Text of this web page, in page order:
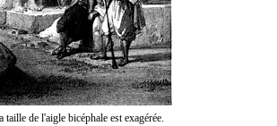
de l'aigle bicéphale est exagérée.